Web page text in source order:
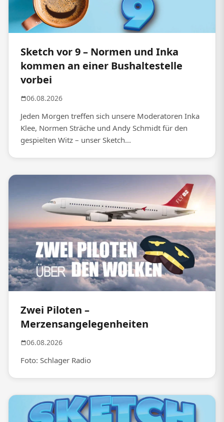
Sketch vor 9 – Normen und Inka
kommen an einer Bushaltestelle
vorbei
06.08.2026
Jeden Morgen treffen sich unsere Moderatoren Inka
Klee, Normen Sträche und Andy Schmidt für den
gespielten Witz – unser Sketch...
Zwei Piloten –
Merzensangelegenheiten
06.08.2026
Foto: Schlager Radio